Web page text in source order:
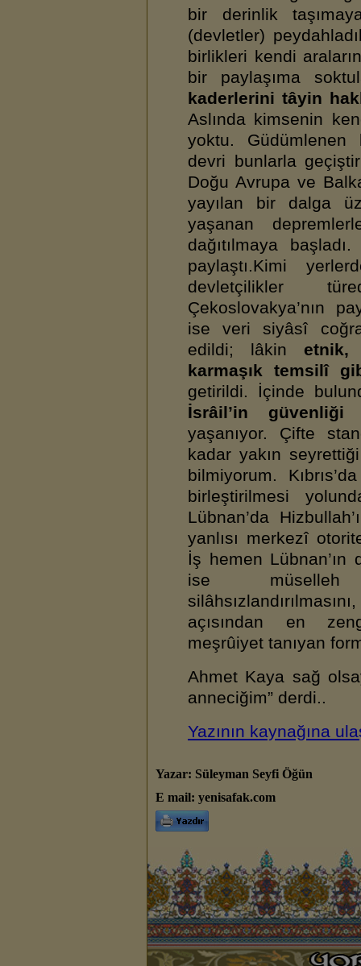
bir derinlik
(devletler)
birlikleri kendi
bir paylaşıma
kaderlerini tâyin
Aslında kimsenin
yoktu.
devri bunlarla
Doğu Avrupa ve
yayılan bir dalga
yaşanan
dağıtılmaya
paylaştı.Kimi
devletçilikler
Çekoslovakya’nın
ise veri siyâsî
edildi; lâkin etnik,
karmaşık temsilî
getirildi. İçinde
İsrâil’in
yaşanıyor. Çifte
kadar yakın
bilmiyorum.
birleştirilmesi
Lübnan’da
yanlısı merkezî
İş hemen Lübnan’ın
ise müselleh
açısından en
meşrûiyet tanıyan
Ahmet Kaya sağ
anneciğim” derdi..
Yazının kaynağına
Yazar: Süleyman Seyfi Öğün
E mail: yenisafak.com